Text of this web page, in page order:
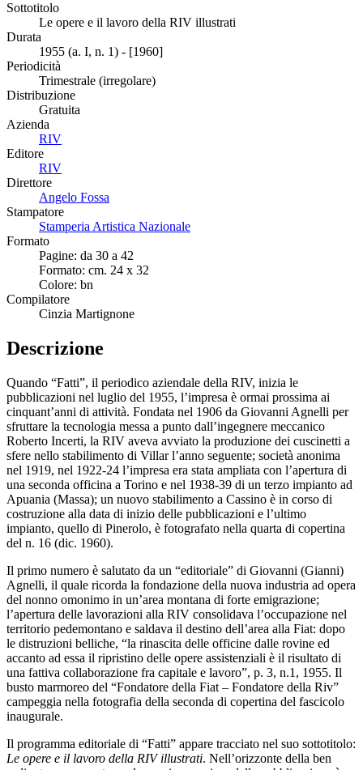
Sottotitolo
Le opere e il lavoro della RIV illustrati
Durata
1955 (a. I, n. 1) - [1960]
Periodicità
Trimestrale (irregolare)
Distribuzione
Gratuita
Azienda
RIV
Editore
RIV
Direttore
Angelo Fossa
Stampatore
Stamperia Artistica Nazionale
Formato
Pagine: da 30 a 42
Formato: cm. 24 x 32
Colore: bn
Compilatore
Cinzia Martignone
Descrizione
Quando “Fatti”, il periodico aziendale della RIV, inizia le
pubblicazioni nel luglio del 1955, l’impresa è ormai prossima ai
cinquant’anni di attività. Fondata nel 1906 da Giovanni Agnelli per
sfruttare la tecnologia messa a punto dall’ingegnere meccanico
Roberto Incerti, la RIV aveva avviato la produzione dei cuscinetti a
sfere nello stabilimento di Villar l’anno seguente; società anonima
nel 1919, nel 1922-24 l’impresa era stata ampliata con l’apertura di
una seconda officina a Torino e nel 1938-39 di un terzo impianto ad
Apuania (Massa); un nuovo stabilimento a Cassino è in corso di
costruzione alla data di inizio delle pubblicazioni e l’ultimo
impianto, quello di Pinerolo, è fotografato nella quarta di copertina
del n. 16 (dic. 1960).
Il primo numero è salutato da un “editoriale” di Giovanni (Gianni)
Agnelli, il quale ricorda la fondazione della nuova industria ad opera
del nonno omonimo in un’area montana di forte emigrazione;
l’apertura delle lavorazioni alla RIV consolidava l’occupazione nel
territorio pedemontano e saldava il destino dell’area alla Fiat: dopo
le distruzioni belliche, “la rinascita delle officine dalle rovine ed
accanto ad essa il ripristino delle opere assistenziali è il risultato di
una fattiva collaborazione fra capitale e lavoro”, p. 3, n.1, 1955. Il
busto marmoreo del “Fondatore della Fiat – Fondatore della Riv”
campeggia nella fotografia della seconda di copertina del fascicolo
inaugurale.
Il programma editoriale di “Fatti” appare tracciato nel suo sottotitolo:
Le opere e il lavoro della RIV illustrati. Nell’orizzonte della ben